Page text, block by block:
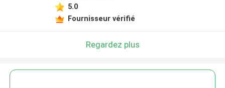
5.0
Fournisseur vérifié
Regardez plus